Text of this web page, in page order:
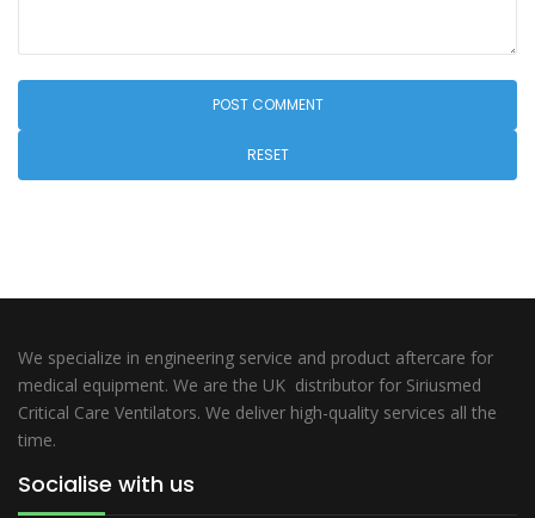
RESET
We specialize in engineering service and product aftercare for
medical equipment. We are the UK distributor for Siriusmed
Critical Care Ventilators. We deliver high-quality services all the
time.
Socialise with us